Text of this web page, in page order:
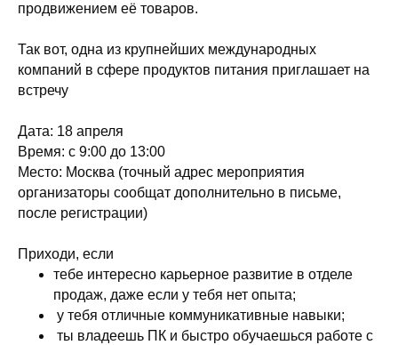
продвижением её товаров.
Так вот, одна из крупнейших международных
компаний в сфере продуктов питания приглашает на
встречу
Дата: 18 апреля
Время: с 9:00 до 13:00
Место: Москва (точный адрес мероприятия
организаторы сообщат дополнительно в письме,
после регистрации)
Приходи, если
тебе интересно карьерное развитие в отделе
продаж, даже если у тебя нет опыта;
у тебя отличные коммуникативные навыки;
ты владеешь ПК и быстро обучаешься работе с